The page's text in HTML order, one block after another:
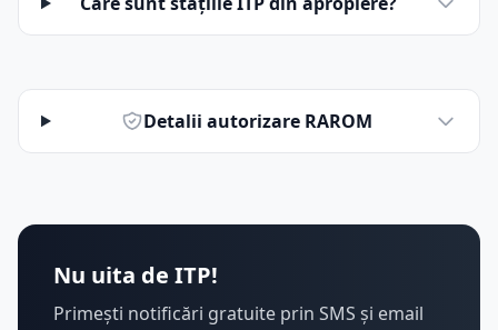
Detalii autorizare RAROM
Nu uita de ITP!
Primești notificări gratuite prin SMS și email